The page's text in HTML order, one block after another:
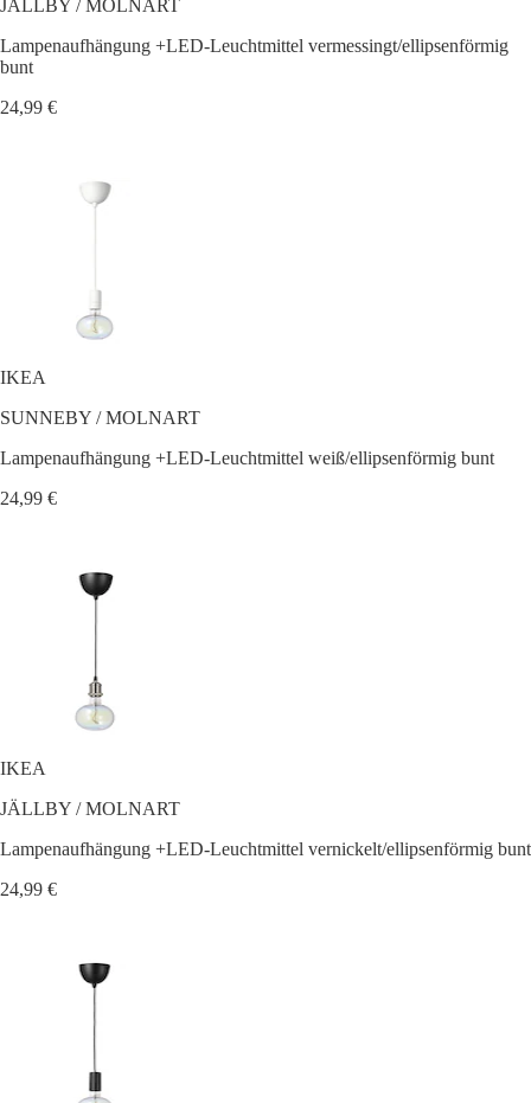
JÄLLBY / MOLNART
Lampenaufhängung +LED-Leuchtmittel vermessingt/ellipsenförmig
bunt
24,99 €
IKEA
SUNNEBY / MOLNART
Lampenaufhängung +LED-Leuchtmittel weiß/ellipsenförmig bunt
24,99 €
IKEA
JÄLLBY / MOLNART
Lampenaufhängung +LED-Leuchtmittel vernickelt/ellipsenförmig bunt
24,99 €